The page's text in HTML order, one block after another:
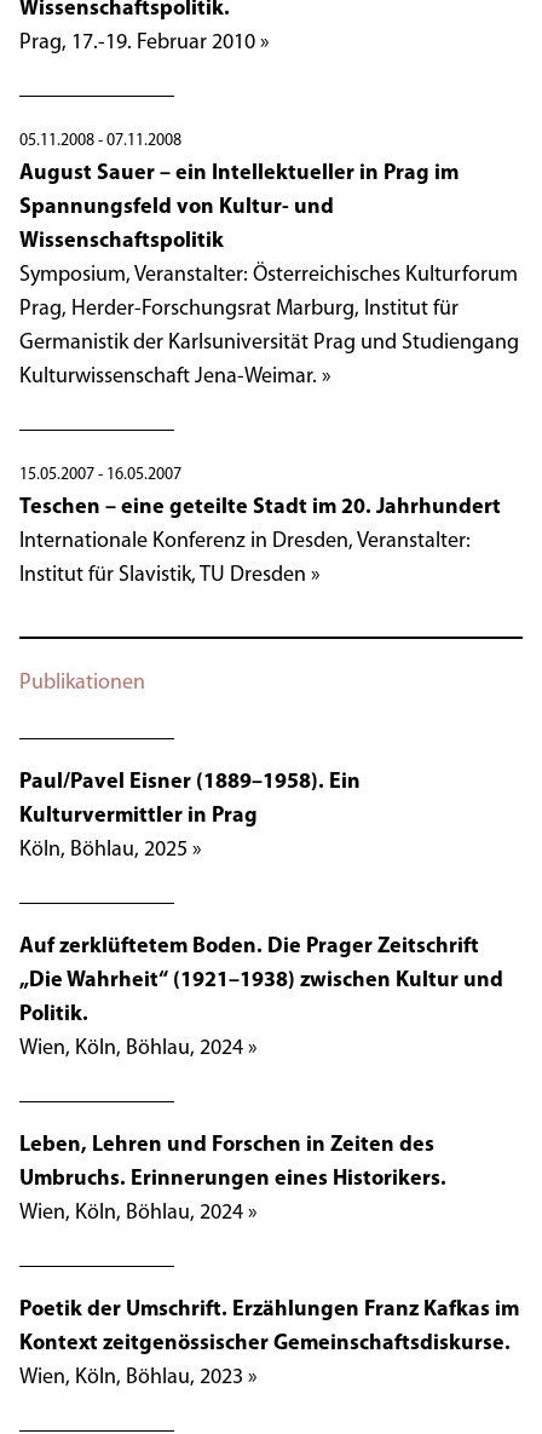
Wissenschaftspolitik.
Prag, 17.-19. Februar 2010 »
05.11.2008 - 07.11.2008
August Sauer – ein Intellektueller in Prag im
Spannungsfeld von Kultur- und
Wissenschaftspolitik
Symposium, Veranstalter: Österreichisches Kulturforum
Prag, Herder-Forschungsrat Marburg, Institut für
Germanistik der Karlsuniversität Prag und Studiengang
Kulturwissenschaft Jena-Weimar. »
15.05.2007 - 16.05.2007
Teschen – eine geteilte Stadt im 20. Jahrhundert
Internationale Konferenz in Dresden, Veranstalter:
Institut für Slavistik, TU Dresden »
Publikationen
Paul/Pavel Eisner (1889–1958). Ein
Kulturvermittler in Prag
Köln, Böhlau, 2025 »
Auf zerklüftetem Boden. Die Prager Zeitschrift
„Die Wahrheit“ (1921–1938) zwischen Kultur und
Politik.
Wien, Köln, Böhlau, 2024 »
Leben, Lehren und Forschen in Zeiten des
Umbruchs. Erinnerungen eines Historikers.
Wien, Köln, Böhlau, 2024 »
Poetik der Umschrift. Erzählungen Franz Kafkas im
Kontext zeitgenössischer Gemeinschaftsdiskurse.
Wien, Köln, Böhlau, 2023 »